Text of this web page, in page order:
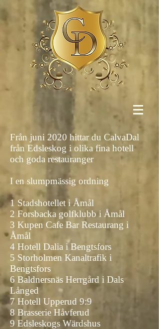
Från juni 2020 hittar du CalvaDal
från Edsleskog i olika fina hotell
och goda restauranger
I en slumpmässig ordning
1 Stadshotellet i Åmål
2 Forsbacka golfklubb i Åmål
3 Kupen Cafe Bar Restaurang i
Åmål
4 Hotell Dalia i Bengtsfors
5 Storholmen Kanaltrafik i
Bengtsfors
6 Baldnersnäs Herrgård i Dals
Långed
7 Hotell Upperud 9:9
8 Brasserie Håvferud
9 Edsleskogs Wärdshus